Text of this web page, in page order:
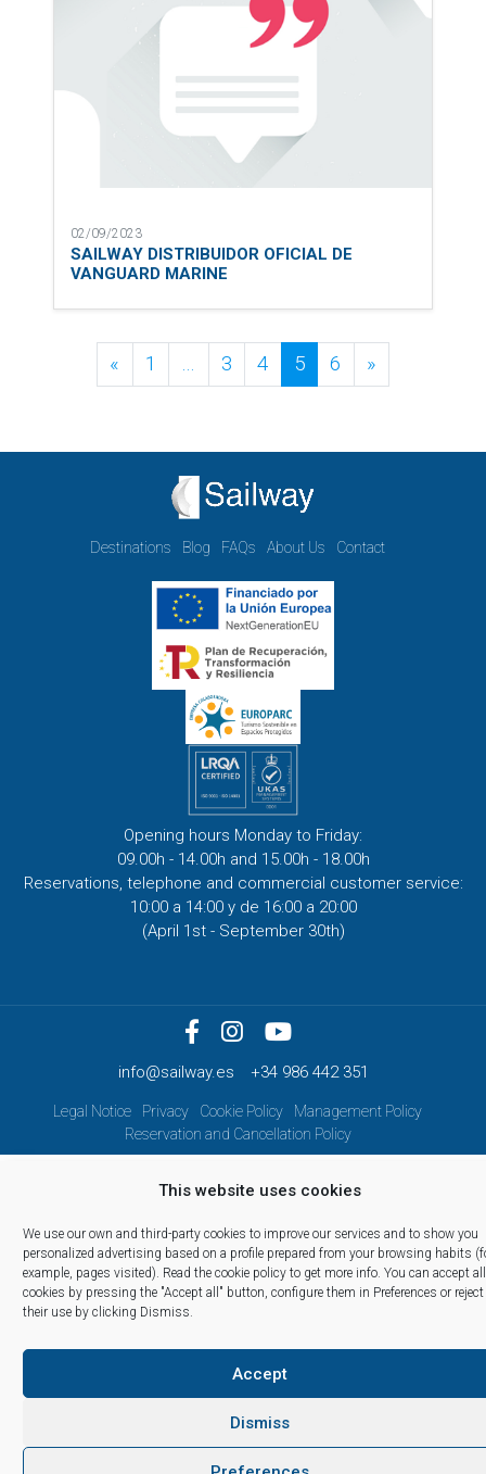
This website uses cookies
We use our own and third-party cookies to improve our services and to show you
personalized advertising based on a profile prepared from your browsing habits
example, pages visited). Read the cookie policy to get more info. You can accept all
cookies by pressing the "Accept all" button, configure them in Preferences or reject
their use by clicking Dismiss.
Accept
Dismiss
02/09/2023
SAILWAY DISTRIBUIDOR OFICIAL DE
VANGUARD MARINE
Posts navigation
« 1 … 3 4 5 6 »
Destinations Blog FAQs About Us Contact
Opening hours Monday to Friday:
09.00h - 14.00h and 15.00h - 18.00h
Reservations, telephone and commercial customer service:
10:00 a 14:00 y de 16:00 a 20:00
(April 1st - September 30th)
info@sailway.es +34 986 442 351
Legal Notice Privacy Cookie Policy
Management Policy
Reservation and Cancellation Policy